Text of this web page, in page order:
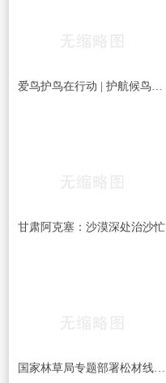
爱鸟护鸟在行动 | 护航候鸟迁徙，守护鸟类家园！哈尔滨青少年在行动……
甘肃阿克塞：沙漠深处治沙忙
国家林草局专题部署松材线虫病等疫情防控工作